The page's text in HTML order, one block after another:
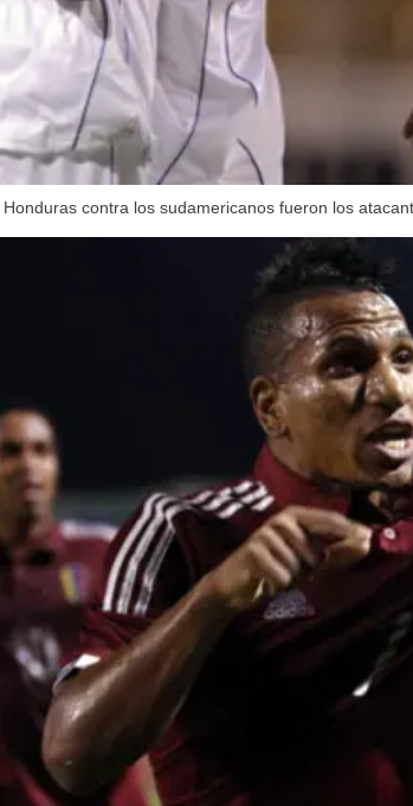
contra los sudamericanos fueron los